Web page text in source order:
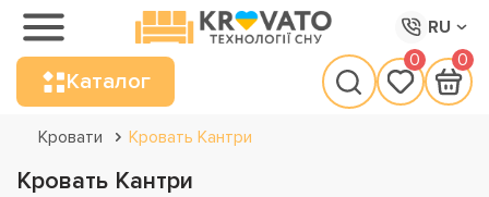
RU
Каталог
0 0
Кровати Кровать Кантри
Кровать Кантри